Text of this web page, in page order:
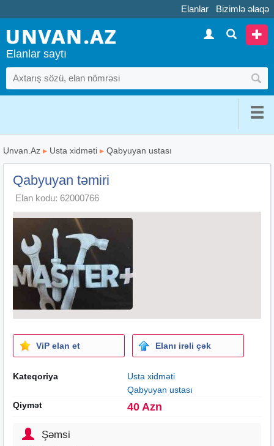
Elanlar Bizimlə əlaqə
Elanlar saytı
Unvan.Az ▸ Usta xidməti ▸ Qabyuyan ustası
Qabyuyan təmiri
Elan kodu: 62000766
ViP elan et Elanı irəli çək
Kateqoriya
Usta xidməti
Qabyuyan ustası
Qiymət
40 Azn
Şəmsi